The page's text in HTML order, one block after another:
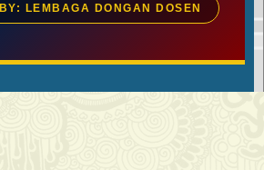
LEMBAGA DONGAN DOSEN